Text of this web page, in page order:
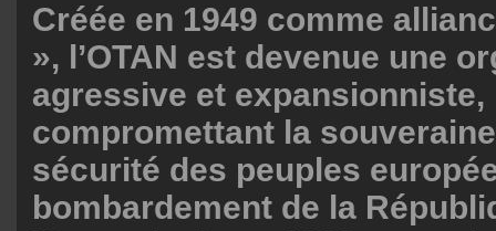
Créée en 1949 comme
», l’OTAN est devenue une
agressive et expansionniste,
compromettant la
sécurité des peuples
bombardement de la